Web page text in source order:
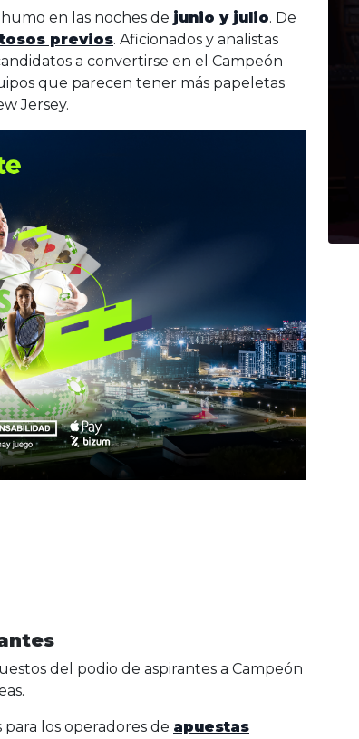
en las noches de junio y julio. De
previos. Aficionados y analistas
a convertirse en el Campeón
que parecen tener más papeletas
Jersey.
del podio de aspirantes a Campeón
los operadores de apuestas